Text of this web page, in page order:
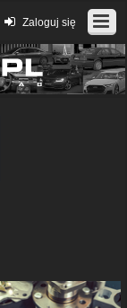
Zaloguj się